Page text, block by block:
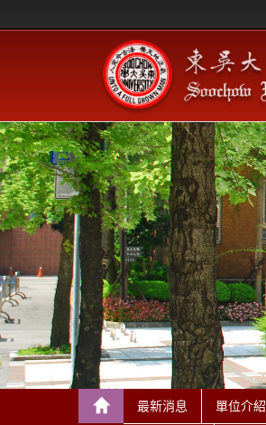
最新消息 單位介紹